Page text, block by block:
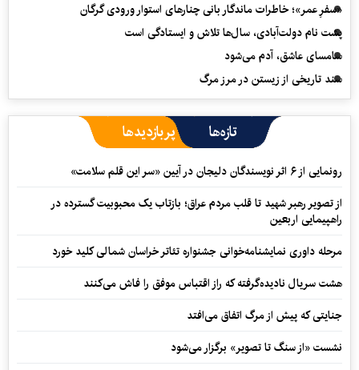
«سفرِ عمر»؛ خاطرات ماندگار بانی چنارهای استوار ورودی گرگان
پشت نام دولت‌آبادی، سال‌ها تلاش و ایستادگی است
سامسای عاشق، آدم می‌شود
سند تاریخی از زیستن در مرز مرگ
تازه‌ها پربازدیدها
رونمایی از ۶ اثر نویسندگان دلیجان در آیین «سر این قلم سلامت»
از تصویر رهبر شهید تا قلب مردم عراق؛ بازتاب یک محبوبیت گسترده در
راهپیمایی اربعین
مرحله داوری نمایشنامه‌خوانی جشنواره تئاتر خراسان شمالی کلید خورد
هشت سریال نادیده‌گرفته که راز اقتباس موفق را فاش می‌کنند
جنایتی که پیش از مرگ اتفاق می‌افتد
نشست «از سنگ تا تصویر» برگزار می‌شود